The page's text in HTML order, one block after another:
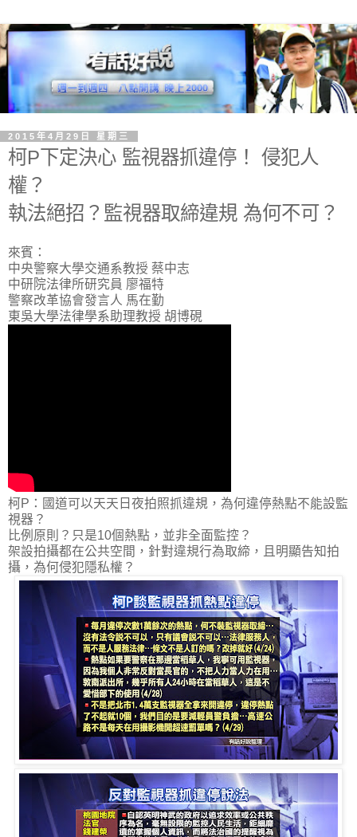
2015年4月29日 星期三
柯P下定決心 監視器抓違停！ 侵犯人
權？
執法絕招？監視器取締違規 為何不可？
來賓：
中央警察大學交通系教授 蔡中志
中研院法律所研究員 廖福特
警察改革協會發言人 馬在勤
東吳大學法律學系助理教授 胡博硯
柯P：國道可以天天日夜拍照抓違規，為何違停熱點不能設監
視器？
比例原則？只是10個熱點，並非全面監控？
架設拍攝都在公共空間，針對違規行為取締，且明顯告知拍
攝，為何侵犯隱私權？